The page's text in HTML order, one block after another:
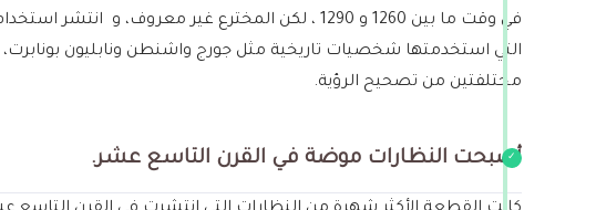
في وقت ما بين 1260 و 1290 ، لكن المخترع غير
التي استخدمتها شخصيات تاريخية مثل جورج واشنطن ونابليون
مختلفتين من تصحيح الرؤية.
أصبحت النظارات موضة في القرن التاسع عشر.